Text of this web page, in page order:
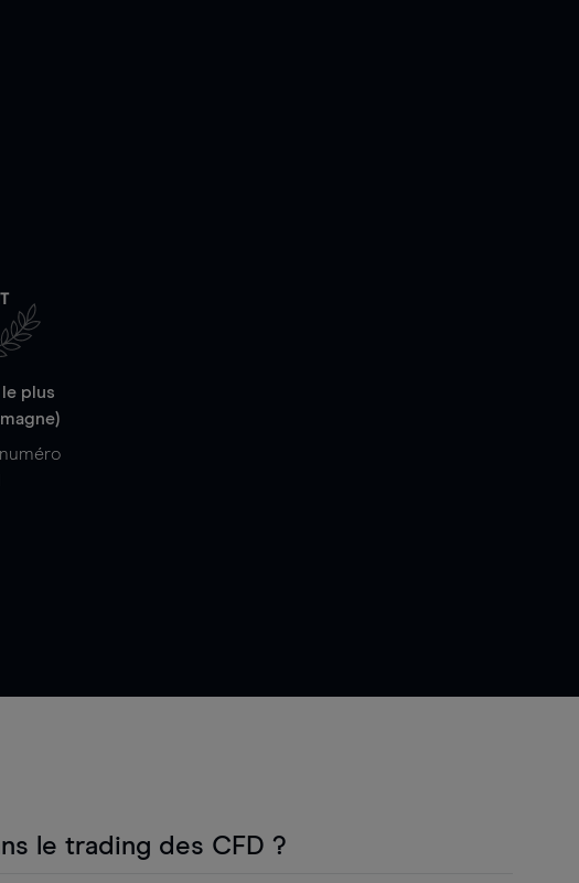
plus
le trading des CFD ?